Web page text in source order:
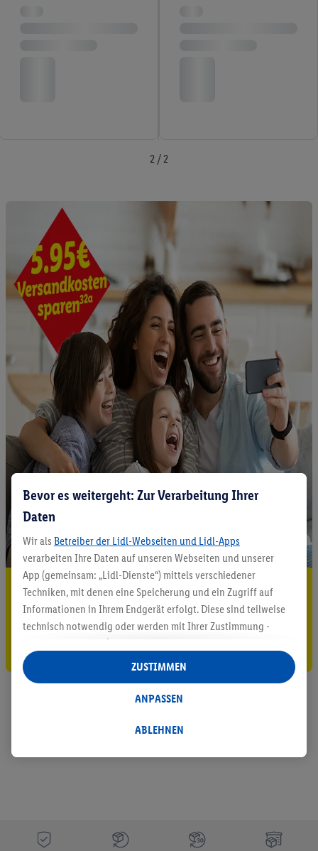
2 / 2
5.95 € Versand sparen³²ᵃ
Jetzt zum Newsletter anmelden
Bevor es weitergeht: Zur Verarbeitung Ihrer
Daten
Wir als Betreiber der Lidl-Webseiten und Lidl-Apps
verarbeiten Ihre Daten auf unseren Webseiten und unserer
App (gemeinsam: „Lidl-Dienste“) mittels verschiedener
Techniken, mit denen eine Speicherung und ein Zugriff auf
Informationen in Ihrem Endgerät erfolgt. Diese sind teilweise
technisch notwendig oder werden mit Ihrer Zustimmung -
auch durch Partner (u.a.
Verantwortliche; im Zusammenhang mit dem IAB TCF
insgesamt
Statistik-Erstellung oder für personalisierte Werbung
Datenverarbeitungen für personalisierte Werbung werden
Zwecke auch Daten aus Ihrem Filial-Kaufverhalten verarbeitet.
Zudem werden einem der o.g. Partner Daten über Ihr
ABLEHNEN
ANPASSEN
ZUSTIMMEN